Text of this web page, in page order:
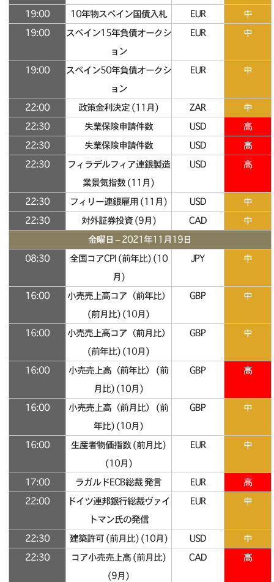
19:00
10年物スペイン国債入札 EUR
中
19:00
スペイン15年負債オークシ
ョン
EUR 中
19:00
スペイン50年負債オークシ
ョン
EUR 中
22:00 政策金利決定 (11月) ZAR
中
22:30
失業保険申請件数 USD
高
22:30
失業保険申請件数 USD
高
22:30
フィラデルフィア連銀製造
業景気指数 (11月)
USD 高
22:30 フィリー連銀雇用 (11月) USD
中
22:30
対外証券投資 (9月) CAD
中
金曜日 – 2021年11月19日
08:30
全国コアCPI (前年比) (10
月)
JPY 中
16:00
小売売上高コア（前年比）
(前月比) (10月)
GBP 中
16:00
小売売上高コア（前月比）
(前年比) (10月)
GBP 中
16:00
小売売上高（前年比） (前
月比) (10月)
GBP 高
16:00
小売売上高（前月比） (前
年比) (10月)
GBP 中
16:00
生産者物価指数 (前月比)
(10月)
EUR 中
17:00 ラガルドECB総裁 発言 EUR
高
22:00
ドイツ連邦銀行総裁ヴァイ
トマン氏の発信
EUR 中
22:30 建築許可 (前月比) (10月) USD
中
22:30
コア小売売上高 (前月比)
(9月)
CAD 高